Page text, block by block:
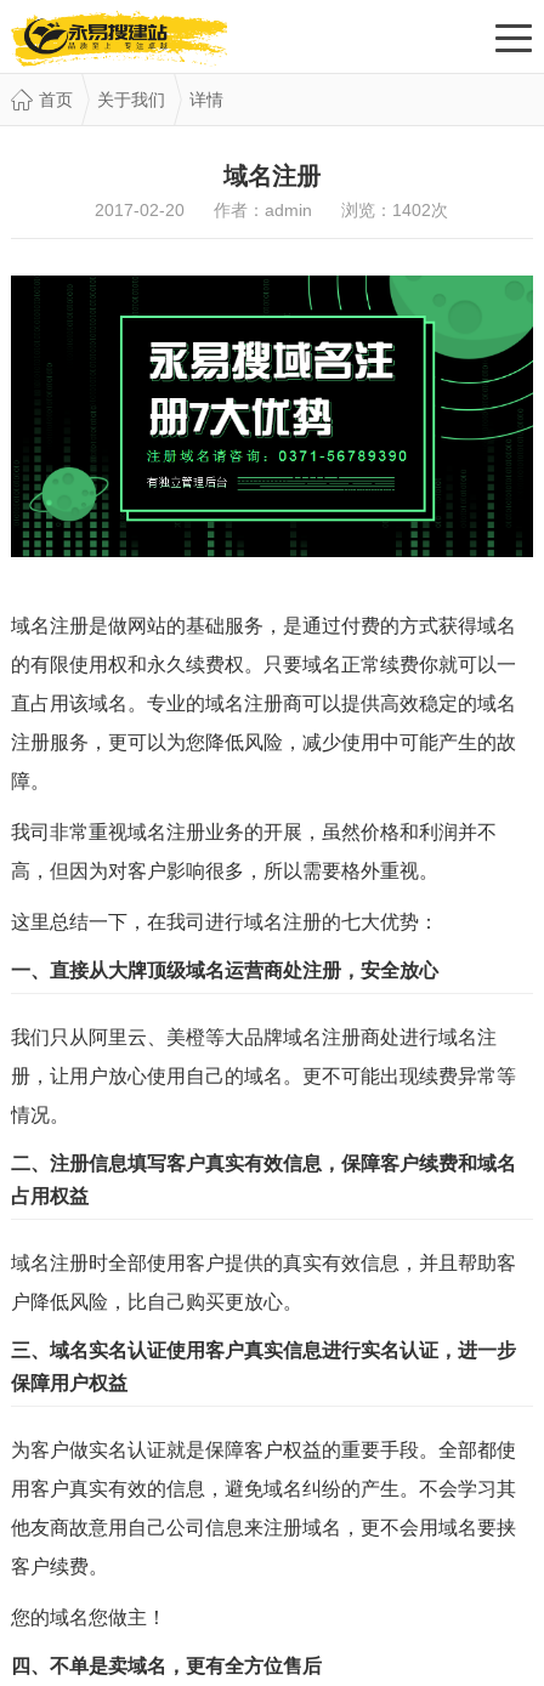
首页 关于我们 详情
域名注册
2017-02-20 作者：admin 浏览： 1402次
域名注册是做网站的基础服务，是通过付费的方式获得域名
的有限使用权和永久续费权。只要域名正常续费你就可以一
直占用该域名。专业的域名注册商可以提供高效稳定的域名
注册服务，更可以为您降低风险，减少使用中可能产生的故
障。
我司非常重视域名注册业务的开展，虽然价格和利润并不
高，但因为对客户影响很多，所以需要格外重视。
这里总结一下，在我司进行域名注册的七大优势：
一、直接从大牌顶级域名运营商处注册，安全放心
我们只从阿里云、美橙等大品牌域名注册商处进行域名注
册，让用户放心使用自己的域名。更不可能出现续费异常等
情况。
二、注册信息填写客户真实有效信息，保障客户续费和域名
占用权益
域名注册时全部使用客户提供的真实有效信息，并且帮助客
户降低风险，比自己购买更放心。
三、域名实名认证使用客户真实信息进行实名认证，进一步
保障用户权益
为客户做实名认证就是保障客户权益的重要手段。全部都使
用客户真实有效的信息，避免域名纠纷的产生。不会学习其
他友商故意用自己公司信息来注册域名，更不会用域名要挟
客户续费。
您的域名您做主！
四、不单是卖域名，更有全方位售后